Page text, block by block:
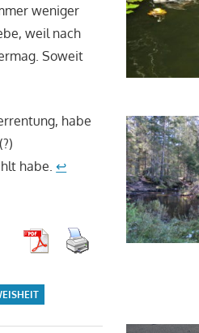
weniger
weil nach
Soweit
habe
habe.↩